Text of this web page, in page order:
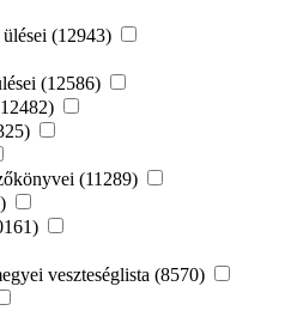
(12943)
(12586)
(11289)
veszteséglista (8570)